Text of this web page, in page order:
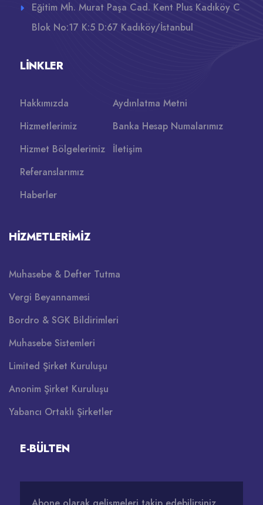
Eğitim Mh. Murat Paşa Cad. Kent Plus Kadıköy C
Blok No:17 K:5 D:67 Kadıköy/İstanbul
LINKLER
Hakkımızda
Hizmetlerimiz
Hizmet Bölgelerimiz
Referanslarımız
Haberler
Aydınlatma Metni
Banka Hesap Numalarımız
İletişim
HIZMETLERIMIZ
Muhasebe & Defter Tutma
Vergi Beyannamesi
Bordro & SGK Bildirimleri
Muhasebe Sistemleri
Limited Şirket Kuruluşu
Anonim Şirket Kuruluşu
Yabancı Ortaklı Şirketler
E-BÜLTEN